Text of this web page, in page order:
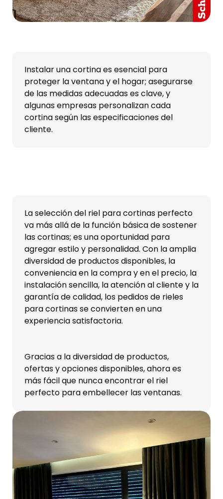
Instalar una cortina es esencial para
proteger la ventana y el hogar; asegurarse
de las medidas adecuadas es clave, y
algunas empresas personalizan cada
cortina según las especificaciones del
cliente.
La selección del riel para cortinas perfecto
va más allá de la función básica de sostener
las cortinas; es una oportunidad para
agregar estilo y personalidad. Con la amplia
diversidad de productos disponibles, la
conveniencia en la compra y en el precio, la
instalación sencilla, la atención al cliente y la
garantía de calidad, los pedidos de rieles
para cortinas se convierten en una
experiencia satisfactoria.
Gracias a la diversidad de productos,
ofertas y opciones disponibles, ahora es
más fácil que nunca encontrar el riel
perfecto para embellecer las ventanas.